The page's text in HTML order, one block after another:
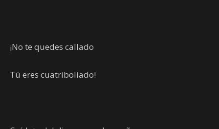
¡No te quedes callado
Tú eres cuatriboliado!